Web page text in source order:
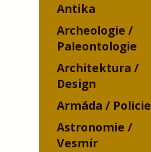
Antika
Archeologie /
Paleontologie
Architektura /
Design
Armáda / Policie
Astronomie /
Vesmír